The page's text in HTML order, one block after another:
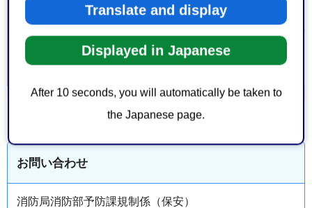
Translate and display
Displayed in Japanese
After 10 seconds, you will automatically be taken to
the Japanese page.
サイトへリンク）
大分類 > 中分
類
消防・防災＞消防
お問い合わせ
消防局消防部予防課規制係（保安）